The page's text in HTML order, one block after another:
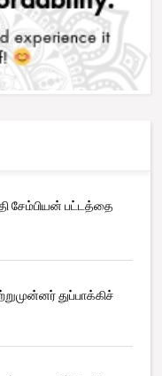
சேம்பியன் பட்டத்தை
துப்பாக்கிச்